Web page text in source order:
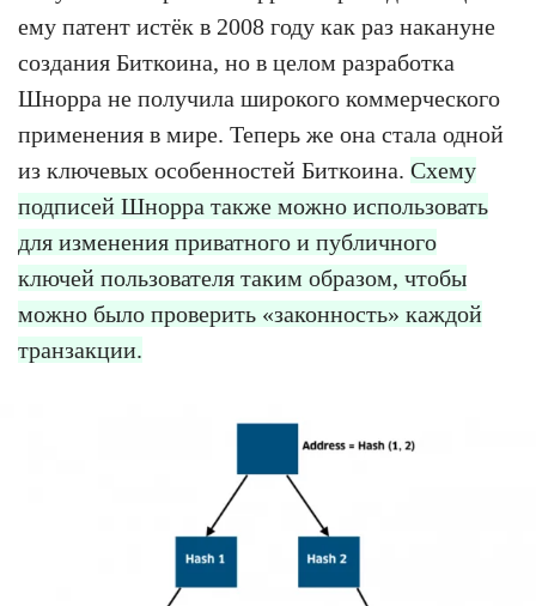
ему патент истёк в 2008 году как раз накануне
создания Биткоина, но в целом разработка
Шнорра не получила широкого коммерческого
применения в мире. Теперь же она стала одной
из ключевых особенностей Биткоина. Схему
подписей Шнорра также можно использовать
для изменения приватного и публичного
ключей пользователя таким образом, чтобы
можно было проверить «законность» каждой
транзакции.